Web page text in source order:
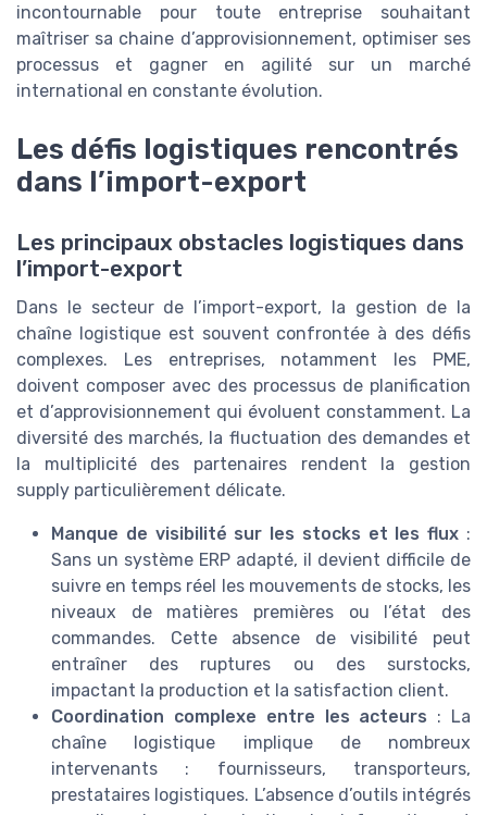
incontournable pour toute entreprise souhaitant
maîtriser sa chaine d’approvisionnement, optimiser ses
processus et gagner en agilité sur un marché
international en constante évolution.
Les défis logistiques rencontrés
dans l’import-export
Les principaux obstacles logistiques dans
l’import-export
Dans le secteur de l’import-export, la gestion de la
chaîne logistique est souvent confrontée à des défis
complexes. Les entreprises, notamment les PME,
doivent composer avec des processus de planification
et d’approvisionnement qui évoluent constamment. La
diversité des marchés, la fluctuation des demandes et
la multiplicité des partenaires rendent la gestion
supply particulièrement délicate.
Manque de visibilité sur les stocks et les flux :
Sans un système ERP adapté, il devient difficile de
suivre en temps réel les mouvements de stocks, les
niveaux de matières premières ou l’état des
commandes. Cette absence de visibilité peut
entraîner des ruptures ou des surstocks,
impactant la production et la satisfaction client.
Coordination complexe entre les acteurs : La
chaîne logistique implique de nombreux
intervenants : fournisseurs, transporteurs,
prestataires logistiques. L’absence d’outils intégrés